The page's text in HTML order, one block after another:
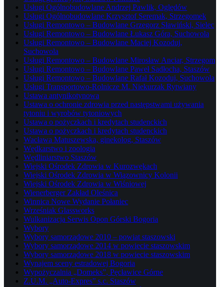
Usługi Ogólnobudowlane Andrzej Pawlik, Oględów
Usługi Ogólnobudowlane Krzysztof Seremak, Strzegomek
Usługi Remontowo – Budowlane Grzegorz Sławiński, Sielec
Usługi Remontowo – Budowlane Łukasz Góra, Suchowola
Usługi Remontowo – Budowlane Maciej Kozoduj,
Suchowola
Usługi Remontowo – Budowlane Mirosław Anciar, Strzegom
Usługi Remontowo – Budowlane Paweł Sadłocha, Staszów
Usługi Remontowo – Budowlane Rafał Kozoduj, Suchowola
Usługi Transportowo-Rolnicze M. Niekurzak Rytwiany
Ustawa antynikotynowa
Ustawa o ochronie zdrowia przed następstwami używania
tytoniu i wyrobów tytoniowych
Ustawa o pożyczkach i kredytach studenckich
Ustawa o pożyczkach i kredytach studenckich
Wacława Matuszewska, ginekolog, Staszów
Wędkarstwo i zoologia
Wędliniarstwo Staszów
Wiejski Ośrodek Zdrowia w Kurozwękach
Wiejski Ośrodek Zdrowia w Wiązownicy Kolonii
Wiejski Ośrodek Zdrowia w Wiśniowej
Wienerberger Zakład Oleśnica
Winnica Nowe Wydanie Połaniec
Wrześniak Glassworks
Wulkanizacja Serwis Opon Górski Bogoria
Wybory
Wybory samorządowe 2010 – powiat staszowski
Wybory samorządowe 2014 w powiecie staszowskim
Wybory samorządowe 2018 w powiecie staszowskim
Wynajem sceny estradowej Bogoria
Wypożyczalnia „Domeks”, Pęcławice Górne
Z.U.M. „Auto-Expres” s.c. Staszów